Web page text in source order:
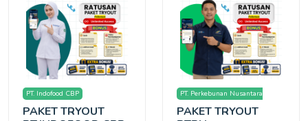
PT. Indofood CBP
PAKET TRYOUT
PT. Perkebunan Nusantara
(PTPN)
PAKET TRYOUT